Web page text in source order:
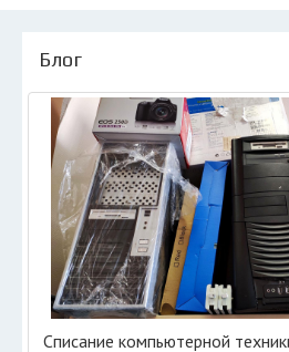
Блог
Списание компьютерной